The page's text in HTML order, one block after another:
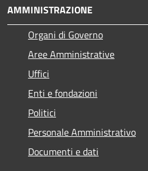
AMMINISTRAZIONE
Organi di Governo
Aree Amministrative
Uffici
Enti e fondazioni
Politici
Personale Amministrativo
Documenti e dati